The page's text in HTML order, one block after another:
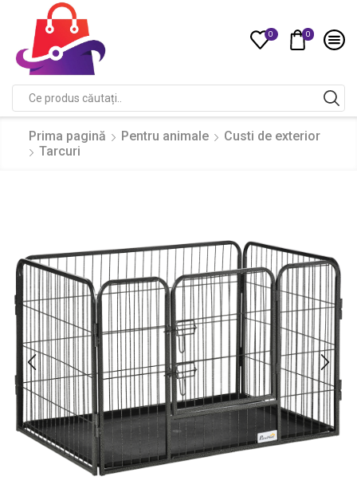
0 0
input
Prima pagină Pentru animale
Custi de exterior
Tarcuri